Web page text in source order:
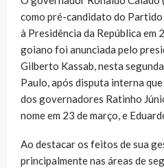
como pré-candidato do
à Presidência da República em
goiano foi anunciada pelo
Gilberto Kassab, nesta
Paulo, após disputa interna
dos governadores Ratinho
nome em 23 de março, e
Ao destacar os feitos de sua
principalmente nas áreas de